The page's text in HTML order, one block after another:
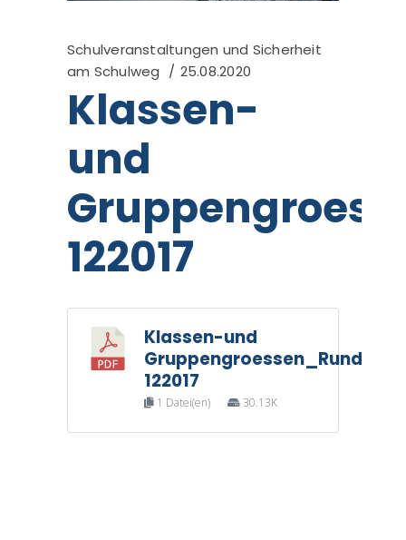
Schulveranstaltungen und Sicherheit
am Schulweg
25.08.2020
Klassen-
und
122017
Klassen-und
122017
1 Datei(en) 30.13K